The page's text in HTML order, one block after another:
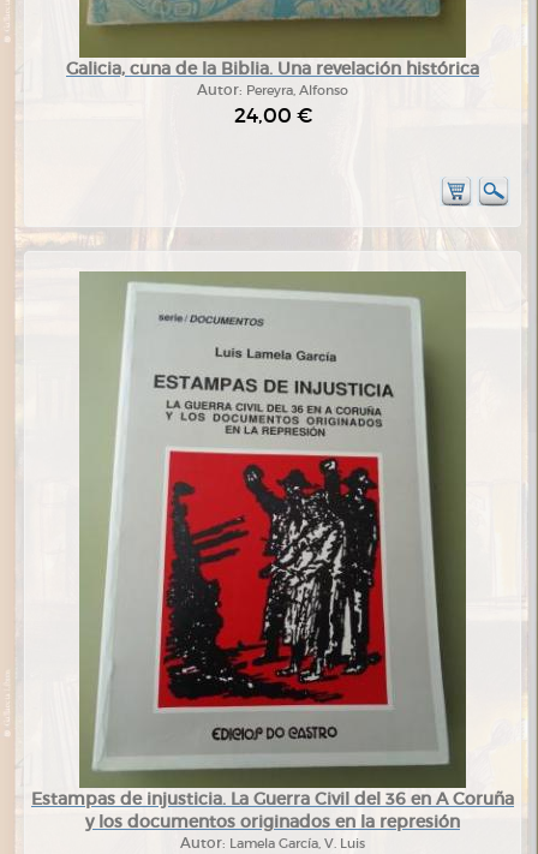
Galicia, cuna de la Biblia. Una revelación histórica
Autor: Pereyra, Alfonso
24,00 €
Estampas de injusticia. La Guerra Civil del 36 en A Coruña
y los documentos originados en la represión
Autor: Lamela García, V. Luis